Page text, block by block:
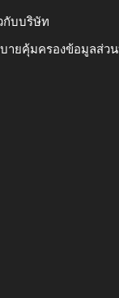
กับบริษัท
ายคุ้มครองข้อมูลส่ว